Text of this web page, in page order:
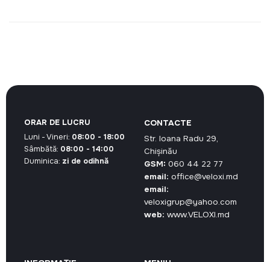
CONTACTE
Str. Ioana Radu 29,
Chișinău
GSM: 060 44 22 77
email: office@veloxi.md
email:
veloxigrup@yahoo.com
web: www.VELOXI.md
ORAR DE LUCRU
Luni - Vineri: 08:00 - 18:00
Sâmbătă: 08:00 - 14:00
Duminica: zi de odihnă